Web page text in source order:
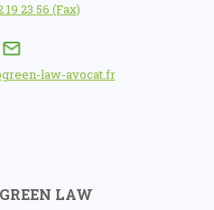
19 23 56 (Fax)
law-avocat.fr
LAW